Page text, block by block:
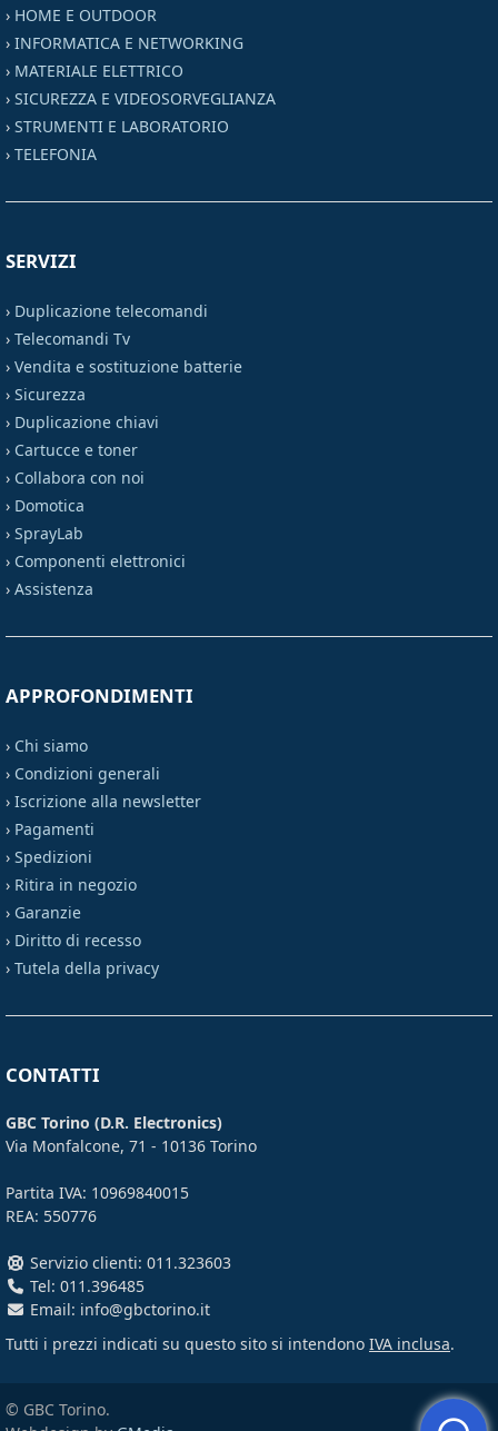
› HOME E OUTDOOR
› INFORMATICA E NETWORKING
› MATERIALE ELETTRICO
› SICUREZZA E VIDEOSORVEGLIANZA
› STRUMENTI E LABORATORIO
› TELEFONIA
SERVIZI
› Duplicazione telecomandi
› Telecomandi Tv
› Vendita e sostituzione batterie
› Sicurezza
› Duplicazione chiavi
› Cartucce e toner
› Collabora con noi
› Domotica
› SprayLab
› Componenti elettronici
› Assistenza
APPROFONDIMENTI
› Chi siamo
› Condizioni generali
› Iscrizione alla newsletter
› Pagamenti
› Spedizioni
› Ritira in negozio
› Garanzie
› Diritto di recesso
› Tutela della privacy
CONTATTI
GBC Torino (D.R. Electronics)
Via Monfalcone, 71 - 10136 Torino
Partita IVA: 10969840015
REA: 550776
Servizio clienti: 011.323603
Tel: 011.396485
Email: info@gbctorino.it
Tutti i prezzi indicati su questo sito si intendono IVA inclusa.
© GBC Torino.